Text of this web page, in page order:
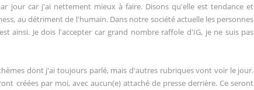
jour car j'ai nettement mieux à faire. Disons qu'elle est tendance et
au détriment de l'humain. Dans notre société actuelle les personnes
ainsi. Je dois l'accepter car grand nombre raffole d'IG, je ne suis pas
dont j'ai toujours parlé, mais d'autres rubriques vont voir le jour.
créées par moi, avec aucun(e) attaché de presse derrière. Ce seront